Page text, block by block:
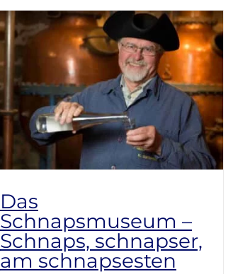
Das
Schnapsmuseum –
Schnaps, schnapser,
am schnapsesten